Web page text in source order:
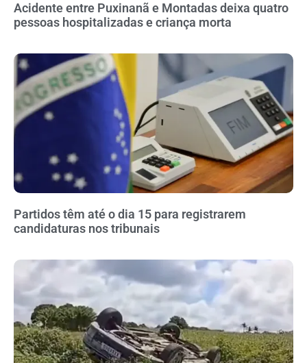
Acidente entre Puxinanã e Montadas deixa quatro
pessoas hospitalizadas e criança morta
Partidos têm até o dia 15 para registrarem
candidaturas nos tribunais